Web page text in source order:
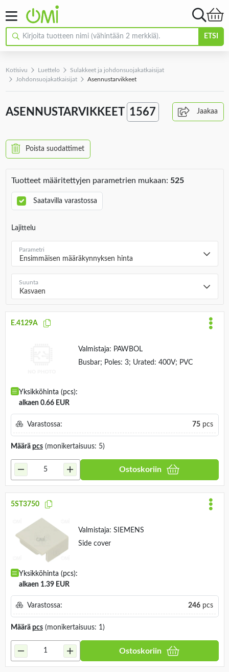
ETSI
Kotisivu Luettelo
Sulakkeet ja johdonsuojakatkaisijat
Johdonsuojakatkaisijat
Asennustarvikkeet
ASENNUSTARVIKKEET 1567 Jaakaa
Poista suodattimet
Tuotteet määritettyjen parametrien mukaan: 525
Saatavilla varastossa
Lajittelu
Ensimmäisen määräkynnyksen hinta
Parametri
Kasvaen
Suunta
E.4129A
Valmistaja: PAWBOL
Busbar; Poles: 3; Urated: 400V; PVC
Yksikköhinta (pcs):
alkaen 0.66 EUR
Varastossa: 75pcs
Määrä pcs(monikertaisuus: 5)
Ostoskoriin
5ST3750
Valmistaja: SIEMENS
Side cover
Yksikköhinta (pcs):
alkaen 1.39 EUR
Varastossa: 246pcs
Määrä pcs(monikertaisuus: 1)
Ostoskoriin